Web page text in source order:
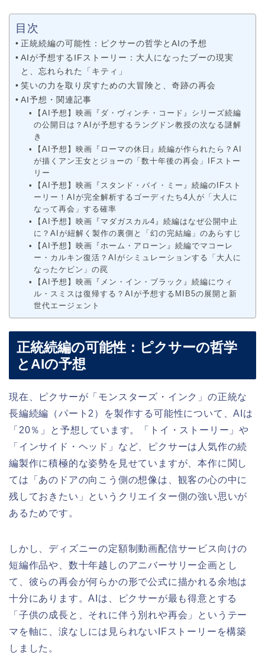
目次
正統続編の可能性：ピクサーの哲学とAIの予想
AIが予想するIFストーリー：大人になったブーの現実
と、忘れられた「キティ」
笑いの力を取り戻すための大冒険と、奇跡の再会
AI予想・関連記事
【AI予想】映画『ダ・ヴィンチ・コード』シリーズ続編
の公開日は？AIが予想するラングドン教授の次なる謎解
き
【AI予想】映画『ローマの休日』続編が作られたら？AI
が描くアン王女とジョーの「数十年後の再会」IFストー
リー
【AI予想】映画『スタンド・バイ・ミー』続編のIFスト
ーリー！AIが完全解析するゴーディたち4人が「大人に
なって再会」する確率
【AI予想】映画『マダガスカル4』続編はなぜ公開中止
に？AIが紐解く製作の裏側と「幻の完結編」のあらすじ
【AI予想】映画『ホーム・アローン』続編でマコーレ
ー・カルキン復活？AIがシミュレーションする「大人に
なったケビン」の罠
【AI予想】映画『メン・イン・ブラック』続編にウィ
ル・スミスは復帰する？AIが予想するMIB5の展開と新
世代エージェント
正統続編の可能性：ピクサーの哲学
とAIの予想
現在、ピクサーが「モンスターズ・インク」の正統な
長編続編（パート2）を製作する可能性について、AIは
「20％」と予想しています。「トイ・ストーリー」や
「インサイド・ヘッド」など、ピクサーは人気作の続
編製作に積極的な姿勢を見せていますが、本作に関し
ては「あのドアの向こう側の想像は、観客の心の中に
残しておきたい」というクリエイター側の強い思いが
あるためです。
しかし、ディズニーの定額制動画配信サービス向けの
短編作品や、数十年越しのアニバーサリー企画とし
て、彼らの再会が何らかの形で公式に描かれる余地は
十分にあります。AIは、ピクサーが最も得意とする
「子供の成長と、それに伴う別れや再会」というテー
マを軸に、涙なしには見られないIFストーリーを構築
しました。